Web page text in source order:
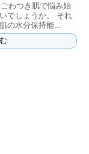
わつき肌で悩み始
でしょうか。 それ
の水分保持能...